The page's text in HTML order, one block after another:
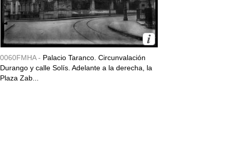
0060FMHA - Palacio Taranco. Circunvalación
Durango y calle Solís. Adelante a la derecha, la
Plaza Zab...